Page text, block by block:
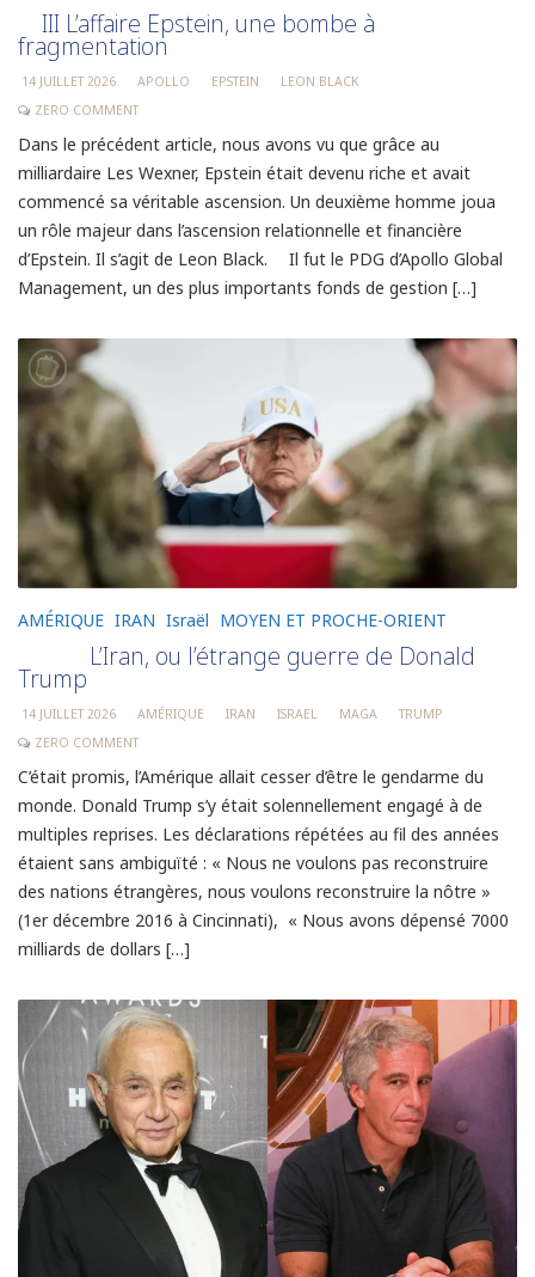
III L’affaire Epstein, une bombe à
fragmentation
14 JUILLET 2026 APOLLO EPSTEIN
LEON BLACK
ZERO COMMENT
Dans le précédent article, nous avons vu que grâce au
milliardaire Les Wexner, Epstein était devenu riche et avait
commencé sa véritable ascension. Un deuxième homme joua
un rôle majeur dans l’ascension relationnelle et financière
d’Epstein. Il s’agit de Leon Black. Il fut le PDG d’Apollo Global
Management, un des plus importants fonds de gestion […]
AMÉRIQUE IRAN Israël MOYEN ET PROCHE-ORIENT
L’Iran, ou l’étrange guerre de Donald
Trump
14 JUILLET 2026 AMÉRIQUE IRAN ISRAEL MAGA
TRUMP
ZERO COMMENT
C’était promis, l’Amérique allait cesser d’être le gendarme du
monde. Donald Trump s’y était solennellement engagé à de
multiples reprises. Les déclarations répétées au fil des années
étaient sans ambiguïté : « Nous ne voulons pas reconstruire
des nations étrangères, nous voulons reconstruire la nôtre »
(1er décembre 2016 à Cincinnati), « Nous avons dépensé 7000
milliards de dollars […]